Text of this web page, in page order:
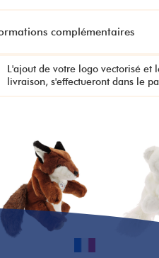
complémentaires
L'ajout de votre logo vectorisé et
livraison, s'effectueront dans le